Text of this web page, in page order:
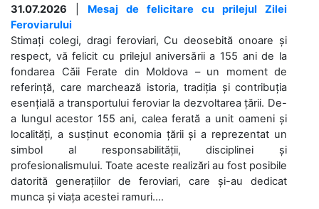
31.07.2026
Mesaj de felicitare cu prilejul Zilei
Feroviarului
Stimați colegi, dragi feroviari, Cu deosebită onoare și
respect, vă felicit cu prilejul aniversării a 155 ani de la
fondarea Căii Ferate din Moldova – un moment de
referință, care marchează istoria, tradiția și contribuția
esențială a transportului feroviar la dezvoltarea țării. De-
a lungul acestor 155 ani, calea ferată a unit oameni și
localități, a susținut economia țării și a reprezentat un
simbol al responsabilității, disciplinei și
profesionalismului. Toate aceste realizări au fost posibile
datorită generațiilor de feroviari, care și-au dedicat
munca și viața acestei ramuri....